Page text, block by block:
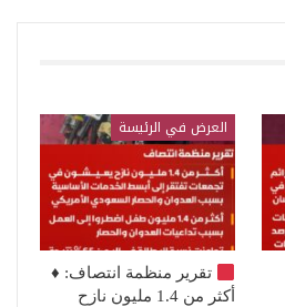
العرض في الرئيسة
تقرير منظمة انتصاف: ♦️
أكثر من 1.4 مليون نازح